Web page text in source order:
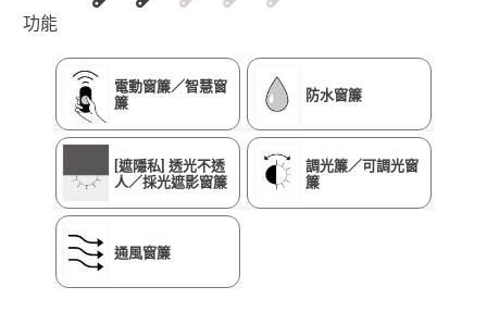
功能
電動窗簾／智慧窗
簾
防水窗簾
[遮隱私] 透光不透
人／採光遮影窗簾
調光簾／可調光窗
簾
通風窗簾